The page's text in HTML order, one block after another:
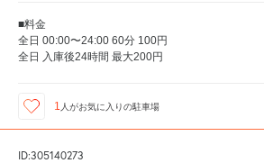
■料金
全日 00:00〜24:00 60分 100円
全日 入庫後24時間 最大200円
1 人がお気に入りの駐車場
ID:305140273